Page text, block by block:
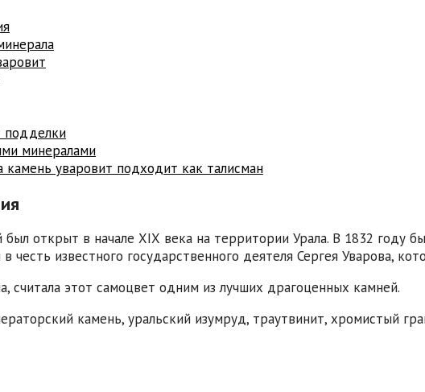
подделки
минералами
камень уваровит подходит как талисман
открыт в начале ХІХ века на территории Урала. В 1832 году
честь известного государственного деятеля Сергея Уварова,
считала этот самоцвет одним из лучших драгоценных камней.
камень, уральский изумруд, траутвинит, хромистый